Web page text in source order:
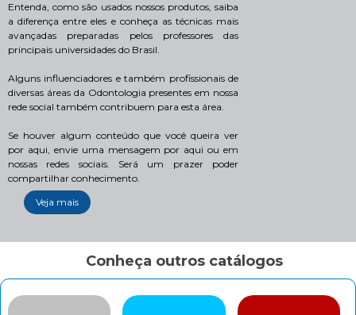
Entenda, como são usados nossos produtos, saiba
a diferença entre eles e conheça as técnicas mais
avançadas preparadas pelos professores das
principais universidades do Brasil.
Alguns influenciadores e também profissionais de
diversas áreas da Odontologia presentes em nossa
rede social também contribuem para esta área.
Se houver algum conteúdo que você queira ver
por aqui, envie uma mensagem por aqui ou em
nossas redes sociais. Será um prazer poder
compartilhar conhecimento.
Veja mais
Conheça outros catálogos